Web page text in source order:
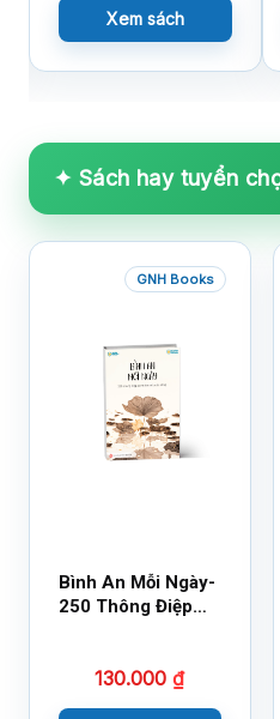
Xem sách
✦ Sách hay tuyển
GNH Books
Bình An Mỗi Ngày-
250 Thông Điệp
130.000₫